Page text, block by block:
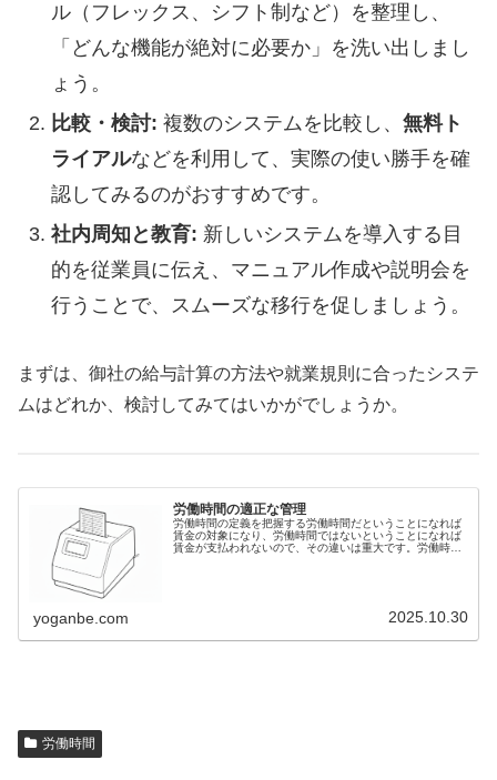
ル（フレックス、シフト制など）を整理し、
「どんな機能が絶対に必要か」を洗い出しまし
ょう。
比較・検討: 複数のシステムを比較し、 無料ト
ライアルなどを利用して、実際の使い勝手を確
認してみるのがおすすめです。
社内周知と教育: 新しいシステムを導入する目
的を従業員に伝え、マニュアル作成や説明会を
行うことで、スムーズな移行を促しましょう。
まずは、御社の給与計算の方法や就業規則に合ったシステ
ムはどれか、検討してみてはいかがでしょうか。
労働時間の適正な管理
労働時間の定義を把握する労働時間だということになれば
賃金の対象になり、労働時間ではないということになれば
賃金が支払われないので、その違いは重大です。労働時間
yoganbe.com 2025.10.30
労働時間